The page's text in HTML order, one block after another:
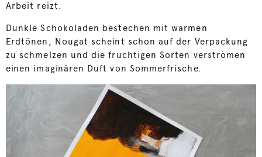
Arbeit reizt.
Dunkle Schokoladen bestechen mit warmen
Erdtönen, Nougat scheint schon auf der Verpackung
zu schmelzen und die fruchtigen Sorten verströmen
einen imaginären Duft von Sommerfrische.